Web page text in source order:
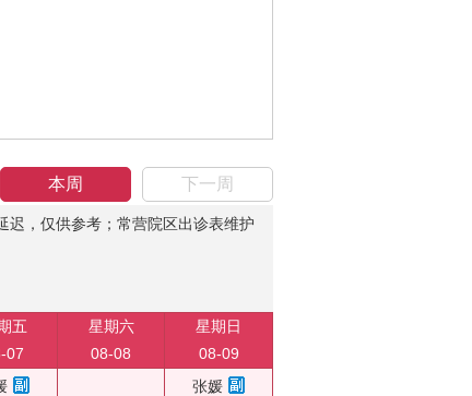
本周 下一周
迟，仅供参考；常营院区出诊表维护
五
07
星期六
08-08
星期日
08-09
张媛